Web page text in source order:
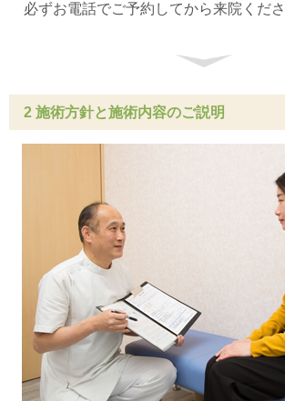
必ずお電話でご予約してから来院くださ
2 施術方針と施術内容のご説明